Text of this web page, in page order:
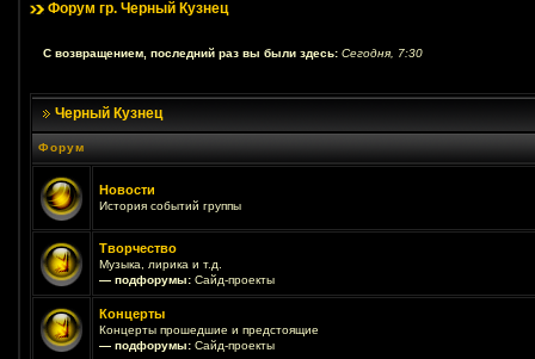
Форум гр. Черный Кузнец
С возвращением, последний раз вы были здесь: Сегодня, 7:30
Черный Кузнец
Форум
Новости
История событий группы
Творчество
Музыка, лирика и т.д.
— подфорумы: Сайд-проекты
Концерты
Концерты прошедшие и предстоящие
— подфорумы: Сайд-проекты